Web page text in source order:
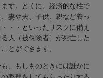
す。とくに、経済的な柱で
妻や夫、子供、親など養っ
・・といったリスクに備え
人（被保険者）が死亡した
とができます。
、もしものときには誰かに